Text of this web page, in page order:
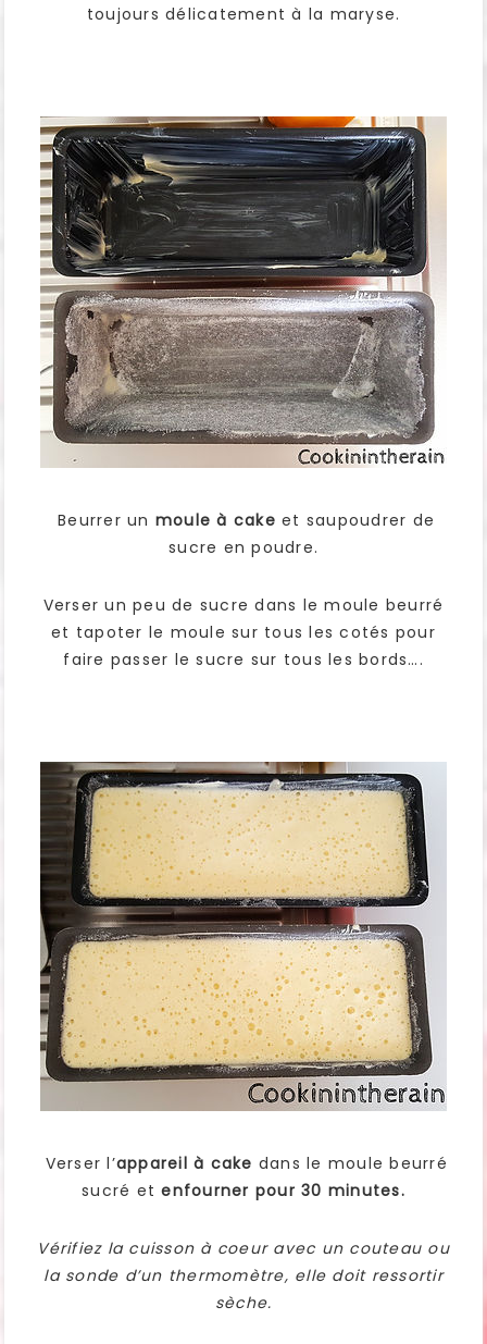
toujours délicatement à la maryse.
Beurrer un moule à cake et saupoudrer de
sucre en poudre.
Verser un peu de sucre dans le moule beurré
et tapoter le moule sur tous les cotés pour
faire passer le sucre sur tous les bords….
Verser l’appareil à cake dans le moule beurré
sucré etenfourner pour 30 minutes.
Vérifiez la cuisson à coeur avec un couteau ou
la sonde d’un thermomètre, elle doit ressortir
sèche.